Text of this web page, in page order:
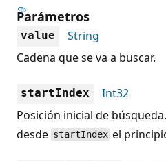
Parámetros
value
String
Cadena que se va a buscar.
startIndex
Int32
Posición inicial de
desde startIndex el